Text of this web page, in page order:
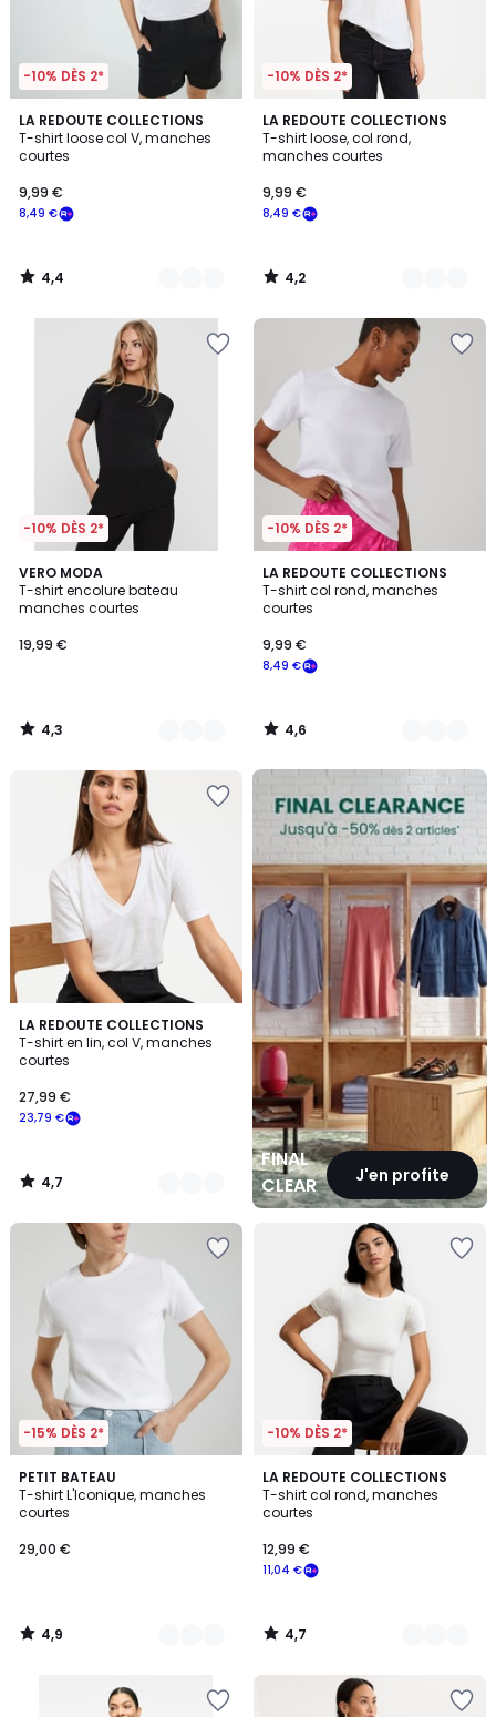
-10% DÈS 2*
LA REDOUTE COLLECTIONS
T-shirt loose col V, manches
courtes
€
souscrivez
notre
programme
8,49 €
9,99 €
4,4
/ 5
4
Couleurs
4,4
/
-10% DÈS 2*
LA REDOUTE COLLECTIONS
T-shirt loose, col rond,
manches courtes
8,49 €
9,99 €
4,2
/ 5
4
Couleurs
4,2
/
-10% DÈS 2*
VERO MODA
T-shirt encolure bateau
manches courtes
19,99 €
4,3
/ 5
3
Couleurs
4,3
/
-10% DÈS 2*
LA REDOUTE COLLECTIONS
T-shirt col rond, manches
courtes
8,49 €
9,99 €
4,6
/ 5
4
Couleurs
4,6
/
LA REDOUTE COLLECTIONS
T-shirt en lin, col V, manches
courtes
23,79 €
27,99 €
4,7
/ 5
2
Couleurs
4,7
/
FINAL
CLEARANCEJ'en profite
FINAL
CLEARANCE
-15% DÈS 2*
PETIT BATEAU
T-shirt L'Iconique, manches
courtes
29,00 €
4,9
/ 5
3
Couleurs
4,9
/
-10% DÈS 2*
LA REDOUTE COLLECTIONS
T-shirt col rond, manches
courtes
11,04 €
12,99 €
4,7
/ 5
4
Couleurs
4,7
/